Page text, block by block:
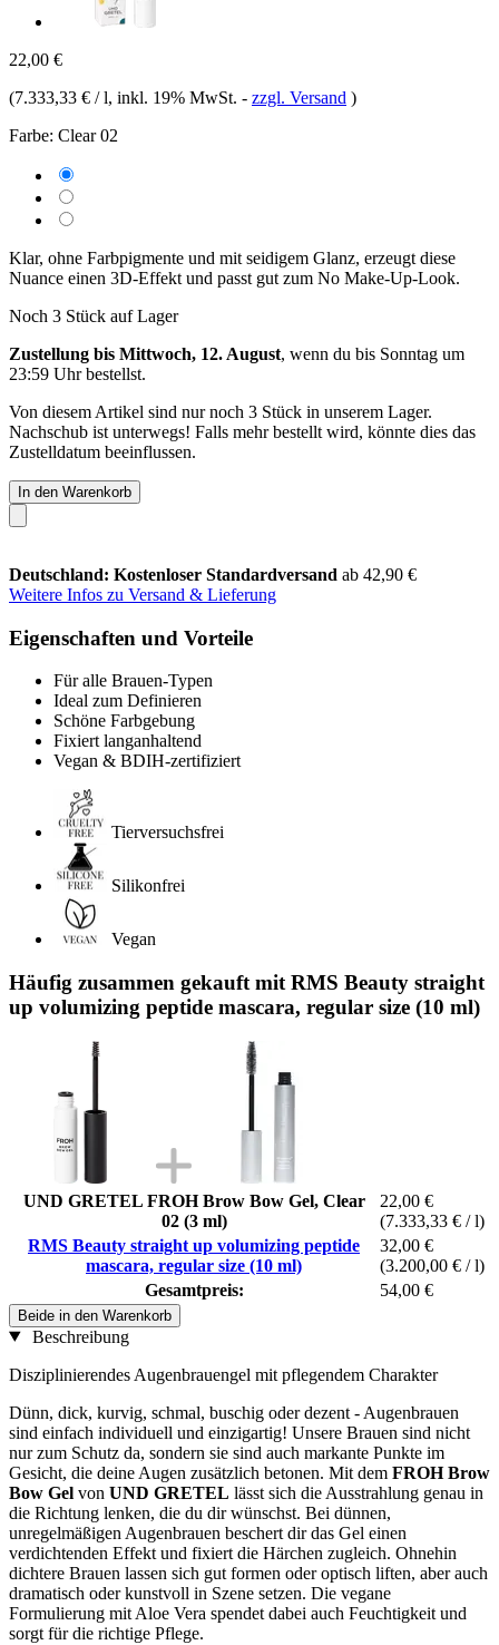
22,00 €
(7.333,33 € / l, inkl. 19% MwSt. - zzgl. Versand )
Farbe: Clear 02
Klar, ohne Farbpigmente und mit seidigem Glanz, erzeugt diese
Nuance einen 3D-Effekt und passt gut zum No Make-Up-Look.
Noch 3 Stück auf Lager
Zustellung bis Mittwoch, 12. August, wenn du bis Sonntag um
23:59 Uhrbestellst.
Von diesem Artikel sind nur noch 3 Stück in unserem Lager.
Nachschub ist unterwegs! Falls mehr bestellt wird, könnte dies das
Zustelldatum beeinflussen.
In den Warenkorb
Deutschland: Kostenloser Standardversand ab 42,90 €
Weitere Infos zu Versand & Lieferung
Eigenschaften und Vorteile
Für alle Brauen-Typen
Ideal zum Definieren
Schöne Farbgebung
Fixiert langanhaltend
Vegan & BDIH-zertifiziert
Tierversuchsfrei
Silikonfrei
Vegan
Häufig zusammen gekauft mit RMS Beauty straight
up volumizing peptide mascara, regular size (10 ml)
UND GRETEL FROH Brow Bow Gel, Clear
02 (3 ml)
22,00 €
(7.333,33 € / l)
RMS Beauty straight up volumizing peptide
mascara, regular size (10 ml)
32,00 €
(3.200,00 € / l)
Gesamtpreis:
54,00 €
Beide in den Warenkorb
Beschreibung
Disziplinierendes Augenbrauengel mit pflegendem Charakter
Dünn, dick, kurvig, schmal, buschig oder dezent - Augenbrauen
sind einfach individuell und einzigartig! Unsere Brauen sind nicht
nur zum Schutz da, sondern sie sind auch markante Punkte im
Gesicht, die deine Augen zusätzlich betonen. Mit dem FROH Brow
Bow Gel von UND GRETEL lässt sich die Ausstrahlung genau in
die Richtung lenken, die du dir wünschst. Bei dünnen,
unregelmäßigen Augenbrauen beschert dir das Gel einen
verdichtenden Effekt und fixiert die Härchen zugleich. Ohnehin
dichtere Brauen lassen sich gut formen oder optisch liften, aber auch
dramatisch oder kunstvoll in Szene setzen. Die vegane
Formulierung mit Aloe Vera spendet dabei auch Feuchtigkeit und
sorgt für die richtige Pflege.